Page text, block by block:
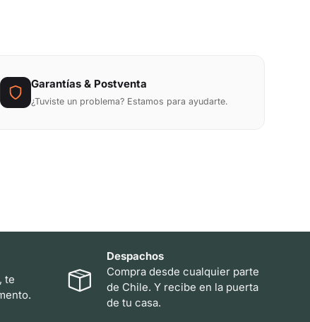
Garantías & Postventa
¿Tuviste un problema? Estamos para ayudarte.
te
Despachos
Compra desde cualquier parte
de Chile. Y recibe en la puerta
de tu casa.